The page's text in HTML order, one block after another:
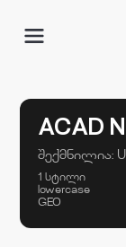
ACAD
შექმნილია:
1 სტილი
lowercase
GEO